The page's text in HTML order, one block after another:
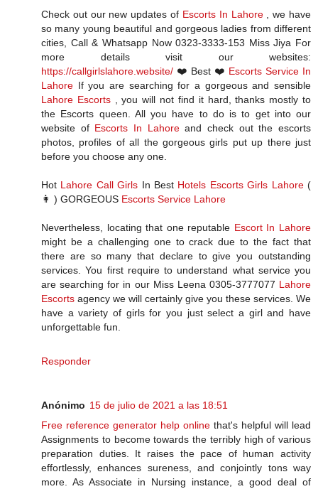
Check out our new updates of Escorts In Lahore , we have
so many young beautiful and gorgeous ladies from different
cities, Call & Whatsapp Now 0323-3333-153 Miss Jiya For
more details visit our websites:
https://callgirlslahore.website/ ❤️ Best ❤️ Escorts Service In
Lahore If you are searching for a gorgeous and sensible
Lahore Escorts , you will not find it hard, thanks mostly to
the Escorts queen. All you have to do is to get into our
website of Escorts In Lahoreand check out the escorts
photos, profiles of all the gorgeous girls put up there just
before you choose any one.
Hot Lahore Call Girls In Best Hotels Escorts Girls Lahore(
👩 ) GORGEOUS Escorts Service Lahore
Nevertheless, locating that one reputable Escort In Lahore
might be a challenging one to crack due to the fact that
there are so many that declare to give you outstanding
services. You first require to understand what service you
are searching for in our Miss Leena 0305-3777077 Lahore
Escorts agency we will certainly give you these services. We
have a variety of girls for you just select a girl and have
unforgettable fun.
Responder
Anónimo 15 de julio de 2021 a las 18:51
Free reference generator help online that's helpful will lead
Assignments to become towards the terribly high of various
preparation duties. It raises the pace of human activity
effortlessly, enhances sureness, and conjointly tons way
more. As Associate in Nursing instance, a good deal of